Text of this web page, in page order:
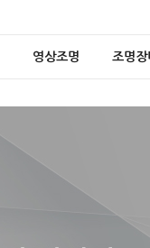
영상조명 조명장